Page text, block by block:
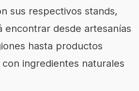
sus respectivos stands,
encontrar desde artesanías
hasta productos
con ingredientes naturales